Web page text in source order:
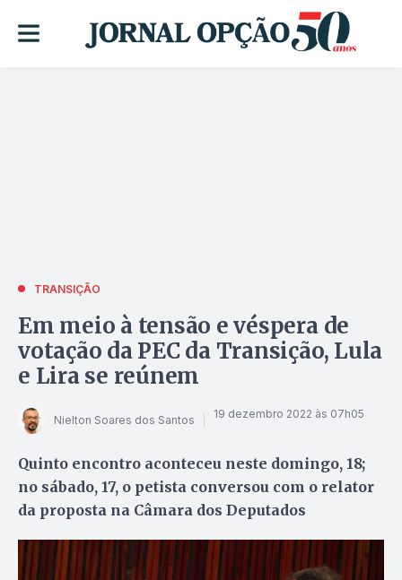
TRANSIÇÃO
Em meio à tensão e véspera de
votação da PEC da Transição, Lula
e Lira se reúnem
Nielton Soares dos Santos 19 dezembro 2022 às 07h05
Quinto encontro aconteceu neste domingo, 18;
no sábado, 17, o petista conversou com o relator
da proposta na Câmara dos Deputados